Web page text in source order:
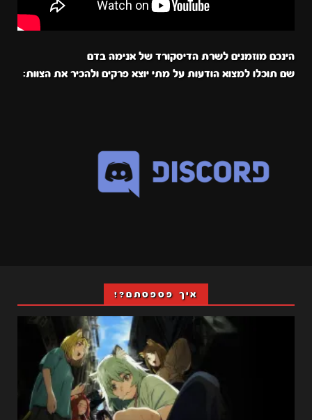
הינכם מוזמנים לשרת הדיסקורד של אנימה בדם
שם תוכלו למצוא הודעות על מתי יוצא פרקים ולהכיר את הצוות:
איך פספסתם?!